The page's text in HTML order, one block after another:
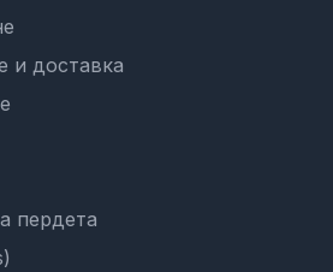
и доставка
пердета